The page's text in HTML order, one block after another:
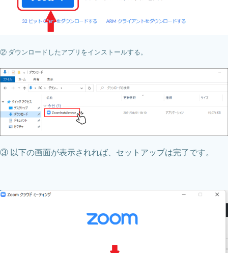
② ダウンロードしたアプリをインストールする。
③ 以下の画面が表示されれば、セットアップは完了です。